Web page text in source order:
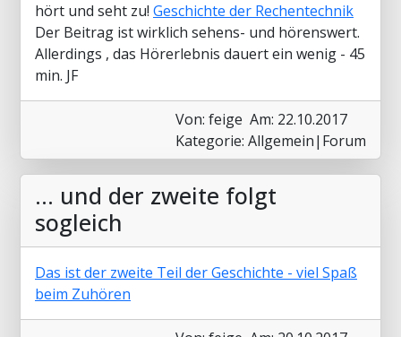
hört und seht zu! Geschichte der Rechentechnik
Der Beitrag ist wirklich sehens- und hörenswert.
Allerdings , das Hörerlebnis dauert ein wenig - 45
min. JF
Von: feige Am: 22.10.2017
Kategorie: Allgemein|Forum
... und der zweite folgt
sogleich
Das ist der zweite Teil der Geschichte - viel Spaß
beim Zuhören